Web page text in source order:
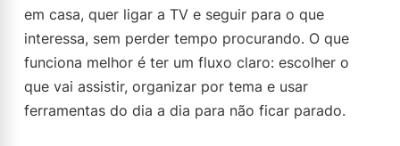
em casa, quer ligar a TV e seguir para o que
interessa, sem perder tempo procurando. O que
funciona melhor é ter um fluxo claro: escolher o
que vai assistir, organizar por tema e usar
ferramentas do dia a dia para não ficar parado.